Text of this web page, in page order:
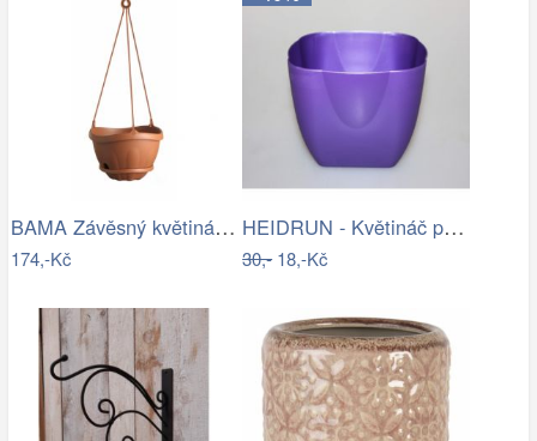
BAMA Závěsný květináč s miskou GONDOLA…
174,-Kč
HEIDRUN - Květináč plast 13x13cm různé…
30,-18,-Kč